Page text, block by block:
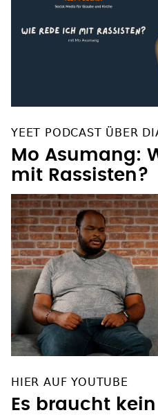
YEET PODCAST ÜBER
Mo Asumang:
mit Rassisten?
HIER AUF YOUTUBE
Es braucht